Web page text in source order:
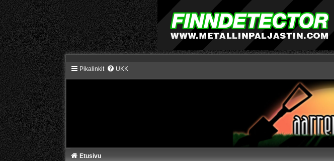
Pikalinkit UKK
Etusivu